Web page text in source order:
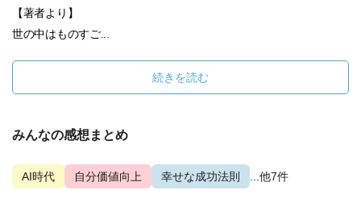
【著者より】
世の中はものすご...
続きを読む
みんなの感想まとめ
AI時代 自分価値向上 幸せな成功法則 ...他7件